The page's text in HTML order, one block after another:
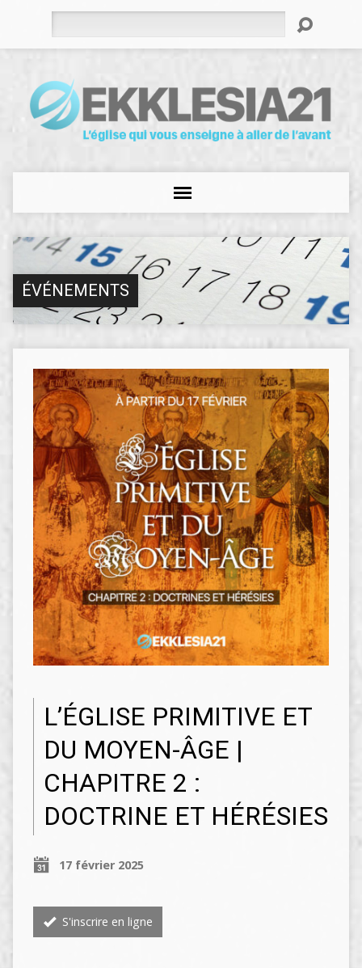
ÉVÉNEMENTS
L’ÉGLISE PRIMITIVE ET
DU MOYEN-ÂGE |
CHAPITRE 2 :
DOCTRINE ET HÉRÉSIES
17 février 2025
S'inscrire en ligne